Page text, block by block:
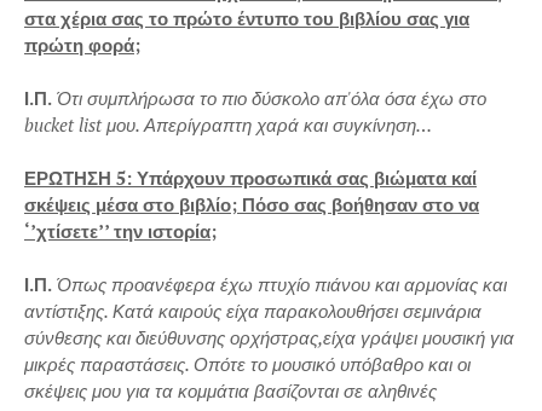
στα χέρια σας το πρώτο έντυπο του βιβλίου σας για
πρώτη φορά;
Ι.Π. Ότι συμπλήρωσα το πιο δύσκολο απ'όλα όσα έχω στο
bucket list μου. Απερίγραπτη χαρά και συγκίνηση…
ΕΡΩΤΗΣΗ 5: Υπάρχουν προσωπικά σας βιώματα καί
σκέψεις μέσα στο βιβλίο; Πόσο σας βοήθησαν στο να
‘’χτίσετε’’ την ιστορία;
Ι.Π. Όπως προανέφερα έχω πτυχίο πιάνου και αρμονίας και
αντίστιξης. Κατά καιρούς είχα παρακολουθήσει σεμινάρια
σύνθεσης και διεύθυνσης ορχήστρας,είχα γράψει μουσική για
μικρές παραστάσεις. Οπότε το μουσικό υπόβαθρο και οι
σκέψεις μου για τα κομμάτια βασίζονται σε αληθινές